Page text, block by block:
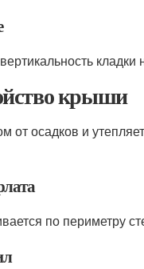
крыши
осадков и
по периметру